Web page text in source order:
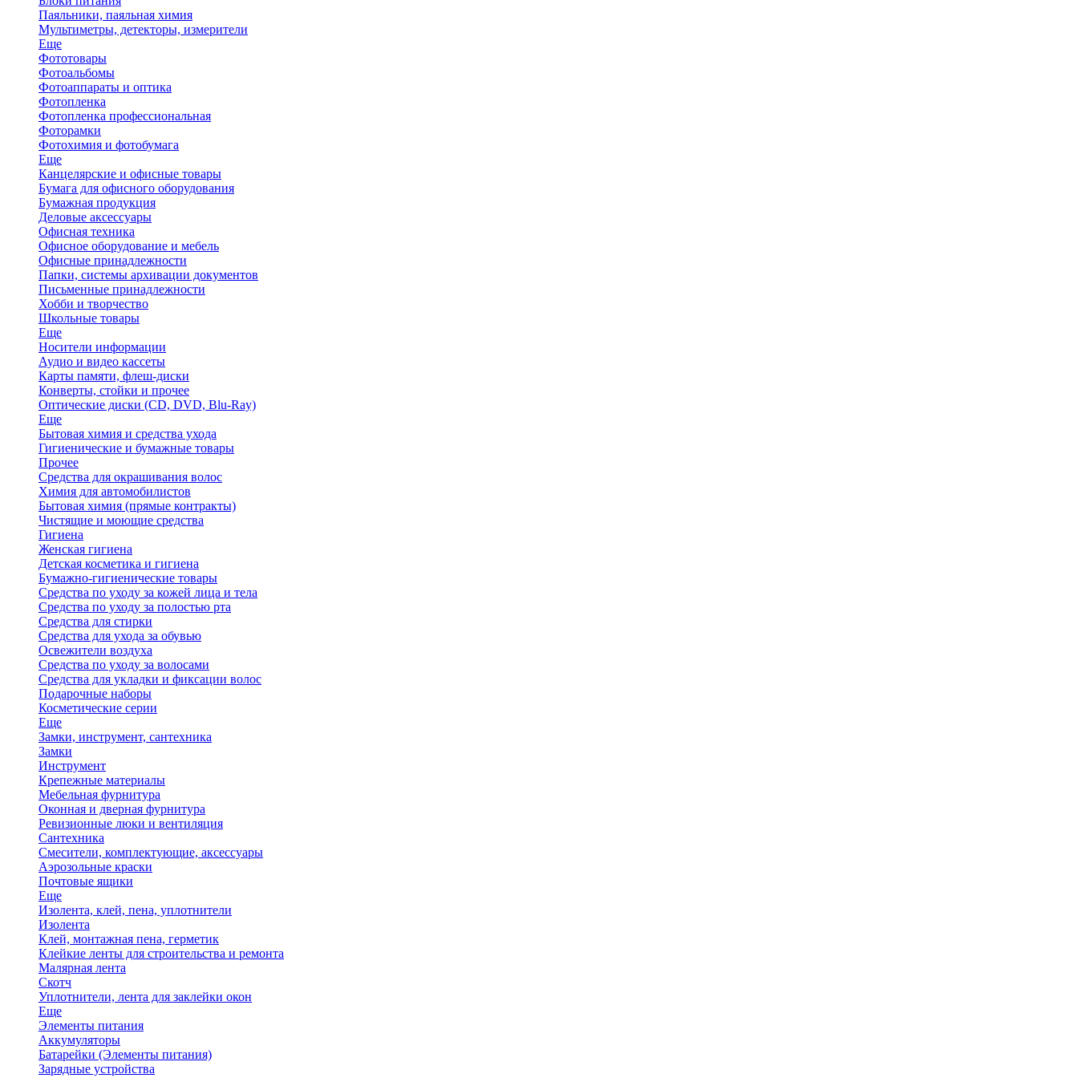
Паяльники, паяльная химия
Мультиметры, детекторы, измерители
Еще
Фототовары
Фотоальбомы
Фотоаппараты и оптика
Фотопленка
Фотопленка профессиональная
Фоторамки
Фотохимия и фотобумага
Еще
Канцелярские и офисные товары
Бумага для офисного оборудования
Бумажная продукция
Деловые аксессуары
Офисная техника
Офисное оборудование и мебель
Офисные принадлежности
Папки, системы архивации документов
Письменные принадлежности
Хобби и творчество
Школьные товары
Еще
Носители информации
Аудио и видео кассеты
Карты памяти, флеш-диски
Конверты, стойки и прочее
Оптические диски (CD, DVD, Blu-Ray)
Еще
Бытовая химия и средства ухода
Гигиенические и бумажные товары
Прочее
Средства для окрашивания волос
Химия для автомобилистов
Бытовая химия (прямые контракты)
Чистящие и моющие средства
Гигиена
Женская гигиена
Детская косметика и гигиена
Бумажно-гигиенические товары
Средства по уходу за кожей лица и тела
Средства по уходу за полостью рта
Средства для стирки
Средства для ухода за обувью
Освежители воздуха
Средства по уходу за волосами
Средства для укладки и фиксации волос
Подарочные наборы
Косметические серии
Еще
Замки, инструмент, сантехника
Замки
Инструмент
Крепежные материалы
Мебельная фурнитура
Оконная и дверная фурнитура
Ревизионные люки и вентиляция
Сантехника
Смесители, комплектующие, аксессуары
Аэрозольные краски
Почтовые ящики
Еще
Изолента, клей, пена, уплотнители
Изолента
Клей, монтажная пена, герметик
Клейкие ленты для строительства и ремонта
Малярная лента
Скотч
Уплотнители, лента для заклейки окон
Еще
Элементы питания
Аккумуляторы
Батарейки (Элементы питания)
Зарядные устройства